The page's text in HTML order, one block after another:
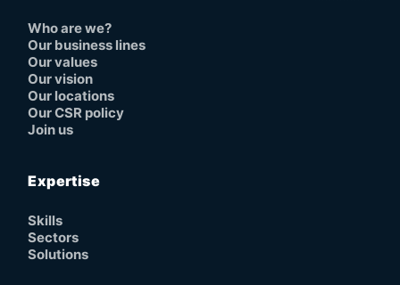
Who are we?
Our business lines
Our values
Our vision
Our locations
Our CSR policy
Join us
Expertise
Skills
Sectors
Solutions